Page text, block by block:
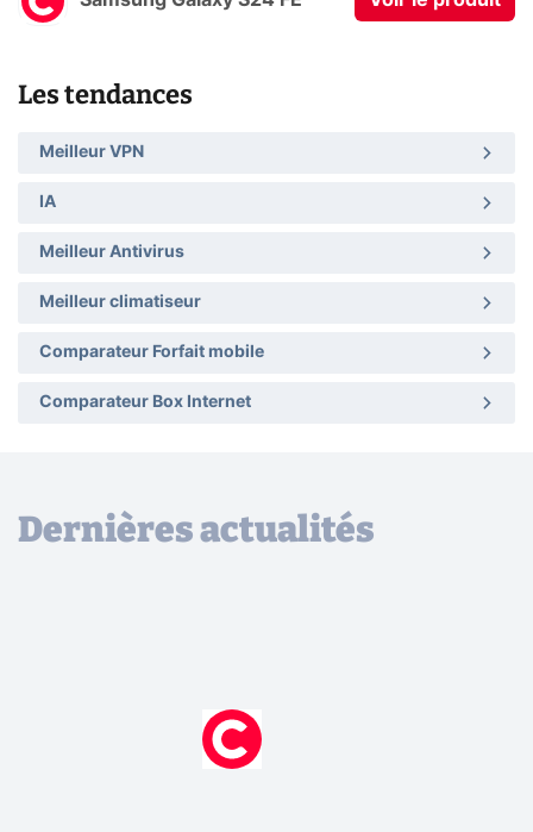
Les tendances
Meilleur VPN
IA
Meilleur Antivirus
Meilleur climatiseur
Comparateur Forfait mobile
Comparateur Box Internet
Dernières actualités